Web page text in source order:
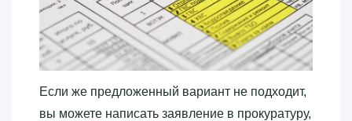
Если же предложенный вариант не подходит,
вы можете написать заявление в прокуратуру,